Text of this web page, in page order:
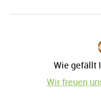
Wie gefällt
Wir freuen